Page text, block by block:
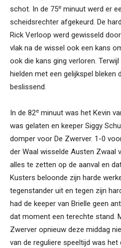
schot. In de 75e minuut werd er
scheidsrechter afgekeurd. De
Rick Verloop werd gewisseld
vlak na de wissel ook een kans
ook die kans ging verloren.
hielden met een gelijkspel bleken
beslissend.
In de 82e minuut was het Kevin
was gelaten en keeper Siggy
domper voor De Zwerver. 1-0
der Waal wisselde Austen Zwaal
alles te zetten op de aanval en
Kusters beloonde zijn harde
tegenstander uit en tegen zijn
had de keeper van Brielle geen
dat moment een terechte stand.
Zwerver opnieuw deze middag
van de reguliere speeltijd was het